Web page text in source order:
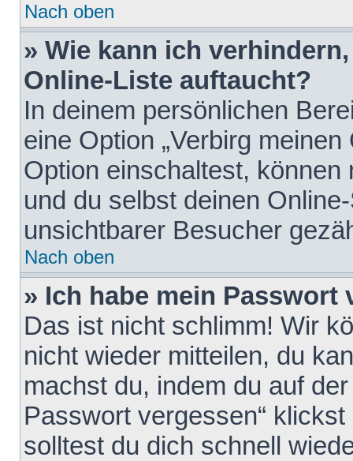
Nach oben
» Wie kann ich
Online-Liste auftaucht?
In deinem persönlichen
eine Option „Verbirg
Option einschaltest,
und du selbst deinen
unsichtbarer Besucher
Nach oben
» Ich habe mein Passwort
Das ist nicht schlimm! Wir
nicht wieder mitteilen, du
machst du, indem du auf
Passwort vergessen“
solltest du dich schnell